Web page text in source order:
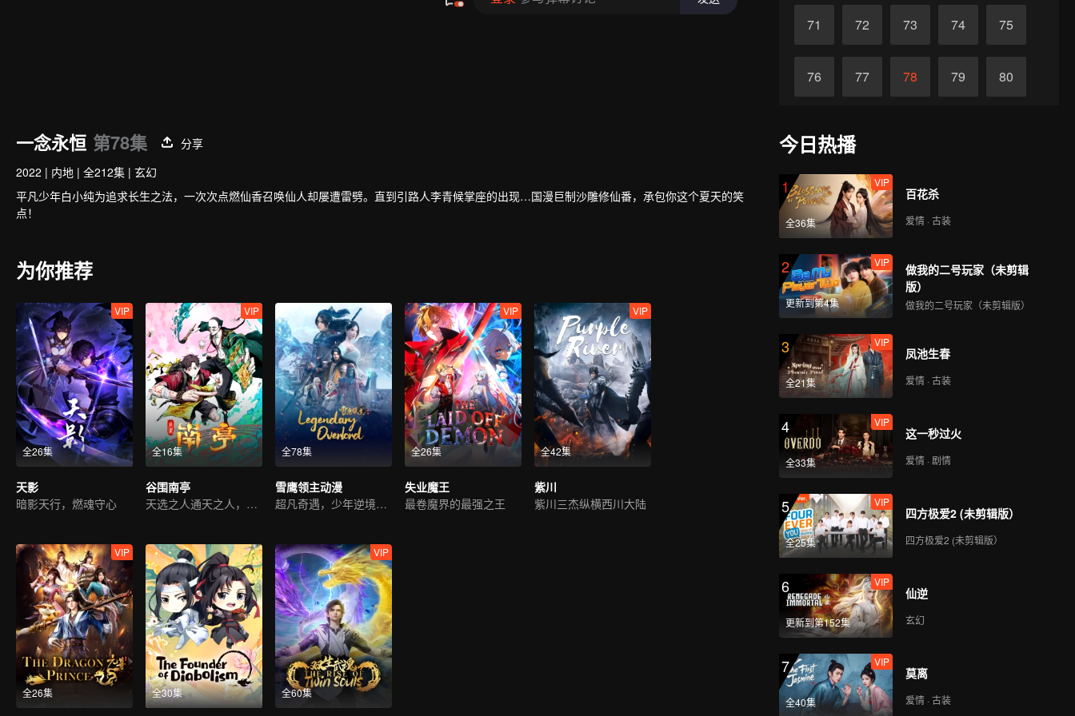
71 72 73 74 75
76 77 78 79 80
86 87
一念永恒 第78集
分享
2022 | 内地 | 全212集 | 玄幻
平凡少年白小纯为追求长生之法，一次次点燃仙香召唤仙人却屡遭雷劈。直到引路人李青候掌座的出现…国漫巨制沙雕修仙番，承包你这个夏天的笑
点！
为你推荐
全26集
VIP
天影
暗影天行，燃魂守心
全16集
VIP
谷围南亭
天选之人通天之人，开战
全78集
雪鹰领主动漫
超凡奇遇，少年逆境重生
全26集
VIP
失业魔王
最卷魔界的最强之王
全42集
VIP
紫川
紫川三杰纵横西川大陆
全26集
VIP
全30集 全60集
VIP
今日热播
1
全36集
VIP
百花杀
爱情 · 古装
2
更新到第4集
VIP
做我的二号玩家（未剪辑
版）
做我的二号玩家（未剪辑版）
3
全21集
VIP
凤池生春
爱情 · 古装
4
全33集
VIP
这一秒过火
爱情 · 剧情
5
全25集
VIP
四方极爱2 (未剪辑版）
四方极爱2 (未剪辑版）
6
更新到第152集
VIP
仙逆
玄幻
7
全40集
VIP
莫离
爱情 · 古装